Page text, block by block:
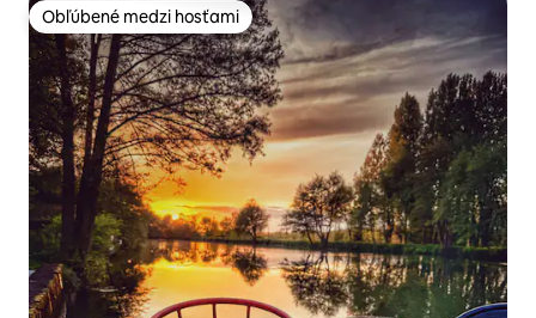
Obľúbené medzi hosťami
Obľúbené medzi hosťami